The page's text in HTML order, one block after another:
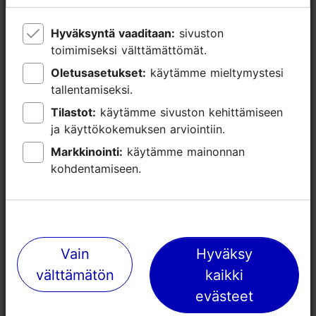
Lähellä olevia paikkoja
Hyväksyntä vaaditaan:
toimimiseksi välttämättömät.
Oletusasetukset:
tallentamiseksi.
Tilastot:
ja käyttökokemuksen arviointiin.
Markkinointi:
kohdentamiseen.
Vain
välttämätön
Hyväksy
kaikki
evästeet
Hyväksyntä vaaditaan:
toimimiseksi välttämättömät.
Oletusasetukset:
tallentamiseksi.
Tilastot:
ja käyttökokemuksen arviointiin.
Markkinointi:
kohdentamiseen.
Vain
välttämätön
Hyväksy
kaikki
evästeet